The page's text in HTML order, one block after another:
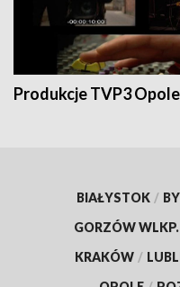
Produkcje TVP3 Opole
BIAŁYSTOK /
GORZÓW WLKP.
KRAKÓW /